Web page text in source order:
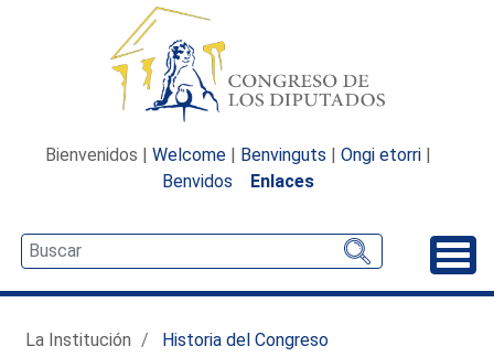
Bienvenidos | Welcome | Benvinguts | Ongi etorri |
Benvidos
Enlaces
La Institución
Historia del Congreso